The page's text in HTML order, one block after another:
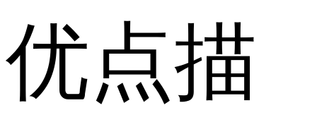
优点描